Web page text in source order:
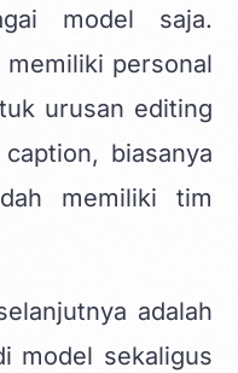
model saja.
personal
urusan editing
biasanya
memiliki tim
adalah
model sekaligus